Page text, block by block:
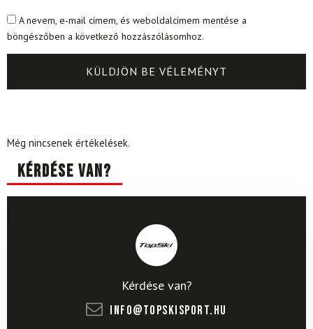
A nevem, e-mail címem, és weboldalcímem mentése a
böngészőben a következő hozzászólásomhoz.
Még nincsenek értékelések.
Kérdése van?
Kérdése van?
info@topskisport.hu